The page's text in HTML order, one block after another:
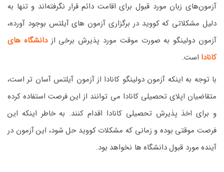
آزمون‌های زبان مورد قبول برای اقامت دائم قرار نگرفته‌اند و تنها به
دلیل مشکلاتی که کووید در برگزاری آزمون های آیلتس بوجود آورده،
آزمون دولینگو به صورت موقت مورد پذیرش برخی ازدانشگاه های
کانادا است.
با توجه به اینکه آزمون دولینگو کانادا از آزمون آیلتس آسان تر است،
متقاضیان اپلای تحصیلی کانادا می توانند از این فرصت استفاده کرده
و برای اخذ پذیرش تحصیلی کانادا اقدام کنند. به خاطر اینکه این
فرصت موقتی بوده و زمانی که مشکلات کووید حل شود، این آزمون در
آینده مورد قبول دانشگاه ها نخواهد بود.